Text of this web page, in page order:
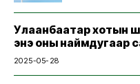
Улаанбаатар хотын
энэ оны наймдугаар
2025-05-28